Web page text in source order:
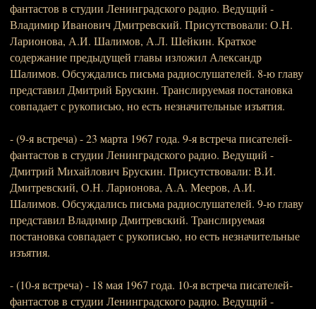
фантастов в студии Ленинградского радио. Ведущий -
Владимир Иванович Дмитревский. Присутствовали: О.Н.
Ларионова, А.И. Шалимов, А.Л. Шейкин. Краткое
содержание предыдущей главы изложил Александр
Шалимов. Обсуждались письма радиослушателей. 8-ю главу
представил Дмитрий Брускин. Транслируемая постановка
совпадает с рукописью, но есть незначительные изъятия.
- (9-я встреча) - 23 марта 1967 года. 9-я встреча писателей-
фантастов в студии Ленинградского радио. Ведущий -
Дмитрий Михайлович Брускин. Присутствовали: В.И.
Дмитревский, О.Н. Ларионова, А.А. Мееров, А.И.
Шалимов. Обсуждались письма радиослушателей. 9-ю главу
представил Владимир Дмитревский. Транслируемая
постановка совпадает с рукописью, но есть незначительные
изъятия.
- (10-я встреча) - 18 мая 1967 года. 10-я встреча писателей-
фантастов в студии Ленинградского радио. Ведущий -